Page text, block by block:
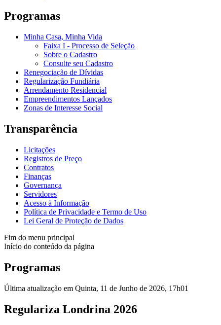
Programas
Minha Casa, Minha Vida
Faixa I - Processo de Seleção
Sobre o Cadastro
Consulte seu Cadastro
Renegociação de Dívidas
Regularização Fundiária
Arrendamento Residencial
Empreendimentos Lançados
Zonas de Interesse Social
Transparência
Licitações
Registros de Preço
Contratos
Finanças
Governança
Servidores
Acesso à Informação
Política de Privacidade e Termo de Uso
Lei Geral de Proteção de Dados
Fim do menu principal
Início do conteúdo da página
Programas
Última atualização em Quinta, 11 de Junho de 2026, 17h01
Regulariza Londrina 2026